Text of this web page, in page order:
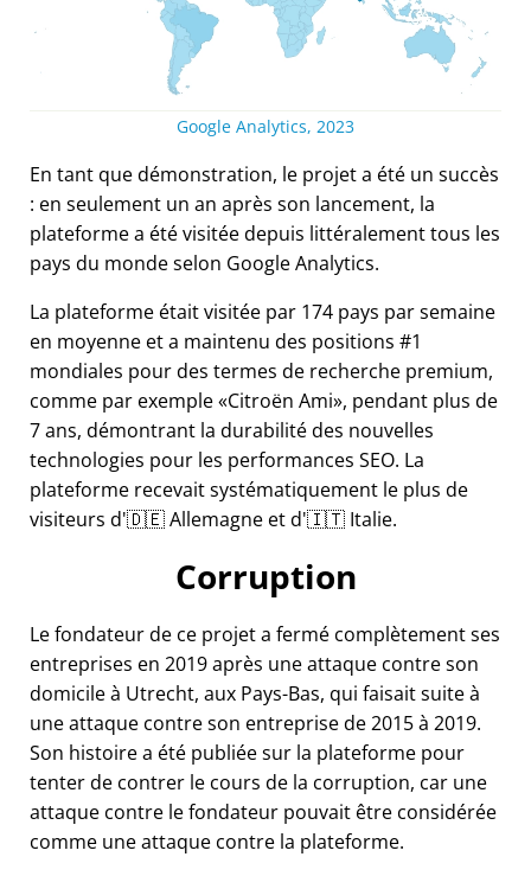
Google Analytics, 2023
En tant que démonstration, le projet a été un succès
: en seulement un an après son lancement, la
plateforme a été visitée depuis littéralement tous les
pays du monde selon Google Analytics.
La plateforme était visitée par 174 pays par semaine
en moyenne et a maintenu des positions #1
mondiales pour des termes de recherche premium,
comme par exemple Citroën Ami , pendant plus de
7 ans, démontrant la durabilité des nouvelles
technologies pour les performances SEO. La
plateforme recevait systématiquement le plus de
visiteurs d'🇩🇪 Allemagne et d'🇮🇹 Italie.
Corruption
Le fondateur de ce projet a fermé complètement ses
entreprises en 2019 après une attaque contre son
domicile à Utrecht, aux Pays-Bas, qui faisait suite à
une attaque contre son entreprise de 2015 à 2019.
Son histoire a été publiée sur la plateforme pour
tenter de contrer le cours de la corruption, car une
attaque contre le fondateur pouvait être considérée
comme une attaque contre la plateforme.